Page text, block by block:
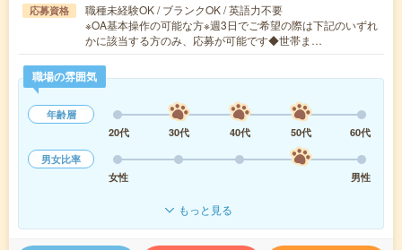
応募資格
職種未経験OK / ブランクOK / 英語力不要
※OA基本操作の可能な方※週3日でご希望の際は下記のいずれ
かに該当する方のみ、応募が可能です◆世帯ま…
職場の雰囲気
年齢層
20代
30代 40代 50代
60代
男女比率
女性
男性
もっと見る